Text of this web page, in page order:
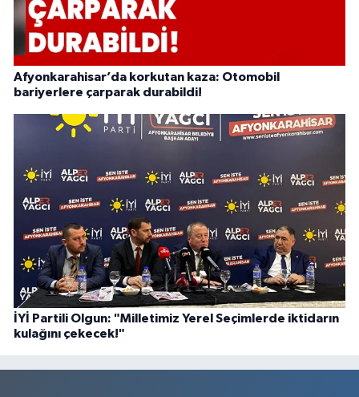
Afyonkarahisar’da korkutan kaza: Otomobil
bariyerlere çarparak durabildi!
İYİ Partili Olgun: "Milletimiz Yerel Seçimlerde iktidarın
kulağını çekecek!"